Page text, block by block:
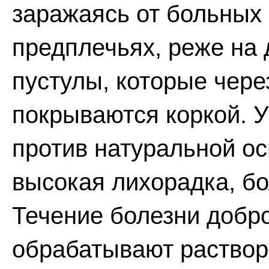
заражаясь от
предплечьях, реже на
пустулы, которые
покрываются коркой.
против натуральной
высокая лихорадка,
Течение болезни
обрабатывают